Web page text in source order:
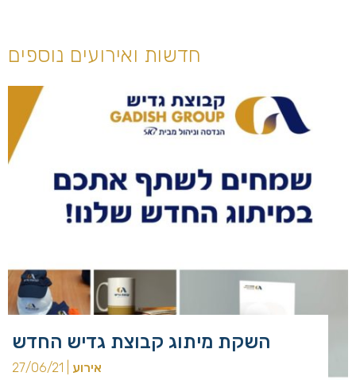
חדשות ואירועים נוספים
השקת מיתוג קבוצת גדיש החדש
אירוע